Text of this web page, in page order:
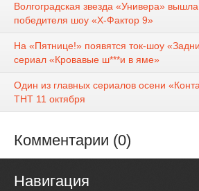
Волгоградская звезда «Универа»
победителя шоу «Х-Фактор 9»
На «Пятнице!» появятся ток-шоу
сериал «Кровавые ш***и в яме»
Один из главных сериалов осени
ТНТ 11 октября
Комментарии (0)
Навигация